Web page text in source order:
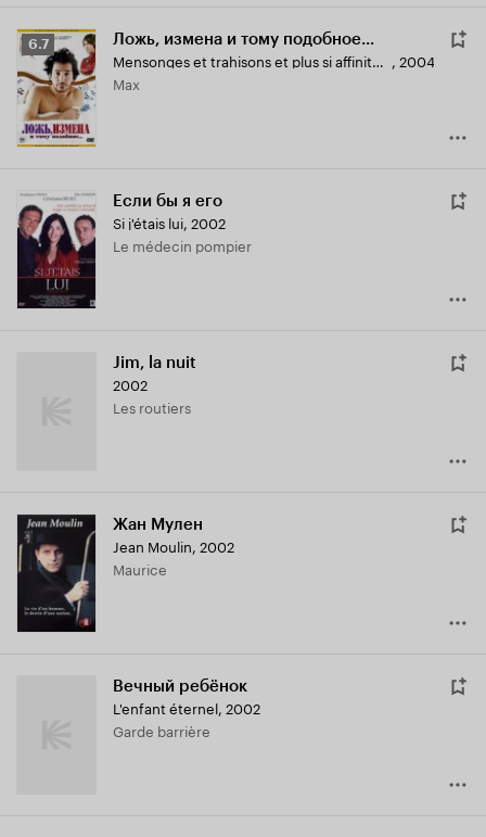
Рейтинг
Кинопоиска
6.7
6.7 Ложь, измена и тому подобное...
Mensonges et trahisons et plus si affinités... , 2004
Max
Если бы я его
Si j'étais lui, 2002
Le médecin pompier
Jim, la nuit
2002
Les routiers
Жан Мулен
Jean Moulin, 2002
Maurice
Вечный ребёнок
L'enfant éternel, 2002
Garde barrière